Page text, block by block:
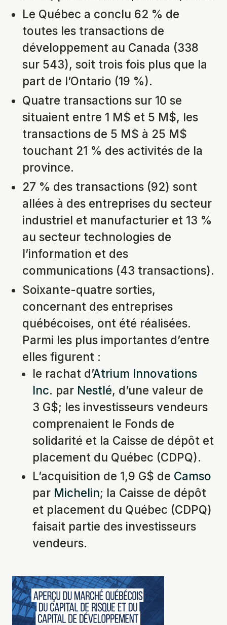
Le Québec a conclu 62 % de
toutes les transactions de
développement au Canada (338
sur 543), soit trois fois plus que la
part de l’Ontario (19 %).
Quatre transactions sur 10 se
situaient entre 1 M$ et 5 M$, les
transactions de 5 M$ à 25 M$
touchant 21 % des activités de la
province.
27 % des transactions (92) sont
allées à des entreprises du secteur
industriel et manufacturier et 13 %
au secteur technologies de
l’information et des
communications (43 transactions).
Soixante-quatre sorties,
concernant des entreprises
québécoises, ont été réalisées.
Parmi les plus importantes d’entre
elles figurent :
le rachat d’Atrium Innovations
Inc. par Nestlé, d’une valeur de
3 G$; les investisseurs vendeurs
comprenaient le Fonds de
solidarité et la Caisse de dépôt et
placement du Québec (CDPQ).
L’acquisition de 1,9 G$ de Camso
par Michelin; la Caisse de dépôt
et placement du Québec (CDPQ)
faisait partie des investisseurs
vendeurs.